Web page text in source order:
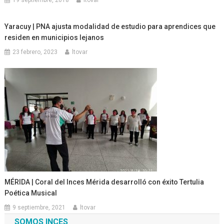
Yaracuy | PNA ajusta modalidad de estudio para aprendices que
residen en municipios lejanos
23 febrero, 2023 ltovar
MÉRIDA | Coral del Inces Mérida desarrolló con éxito Tertulia
Poética Musical
9 septiembre, 2021 ltovar
SOMOS INCES